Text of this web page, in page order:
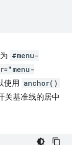
#menu-
使用 anchor()
关基准线的居中